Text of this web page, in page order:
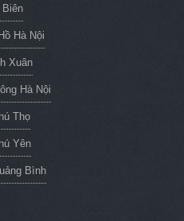
Biên
Hà Nội
Xuân
Hà Nội
Thọ
Yên
Bình